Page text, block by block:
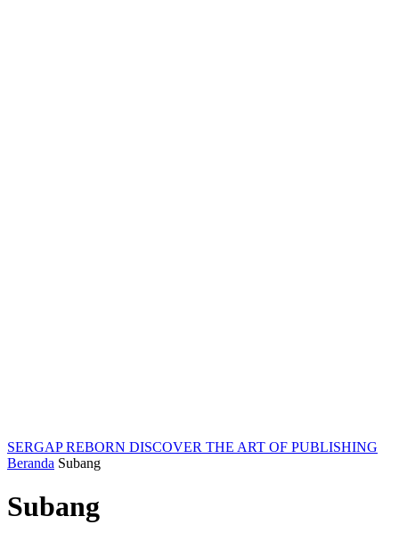
SERGAP REBORN DISCOVER THE ART OF PUBLISHING
Beranda Subang
Subang